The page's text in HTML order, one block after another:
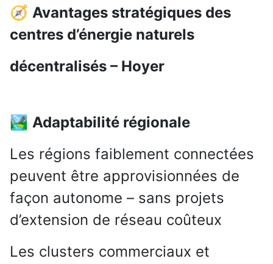
🧭 Avantages stratégiques des
centres d’énergie naturels
décentralisés – Hoyer
🏞️ Adaptabilité régionale
Les régions faiblement connectées
peuvent être approvisionnées de
façon autonome – sans projets
d’extension de réseau coûteux
Les clusters commerciaux et